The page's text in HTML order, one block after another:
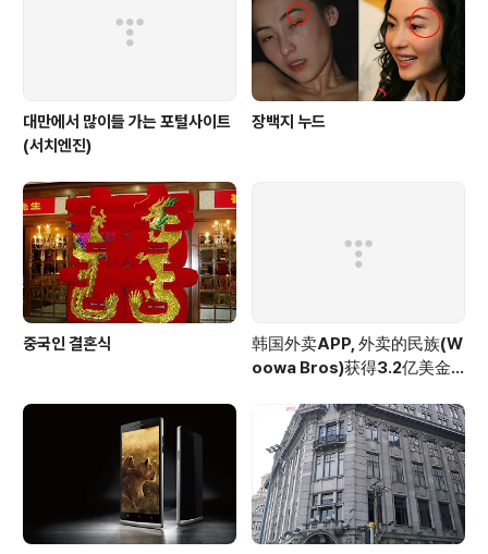
濯淸漣而不妖. “진흙 속에서 자라지만 거기에 더럽혀지
지 아니하고, 맑은 물에 몸을 씻..
대만에서 많이들 가는 포털사이트
(서치엔진)
장백지 누드
중국인 결혼식
韩国外卖APP, 外卖的民族(W
oowa Bros)获得3.2亿美金